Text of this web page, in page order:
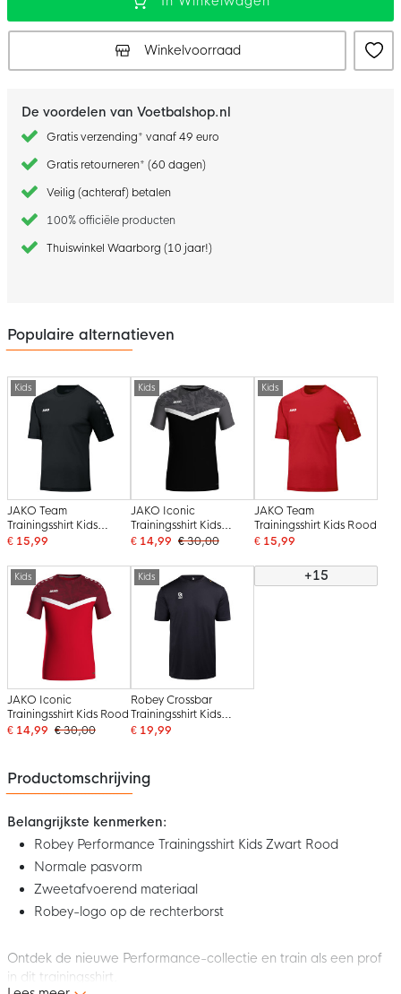
Winkelvoorraad
De voordelen van Voetbalshop.nl
Gratis verzending* vanaf 49 euro
Gratis retourneren* (60 dagen)
Veilig (achteraf) betalen
100% officiële producten
Thuiswinkel Waarborg (10 jaar!)
Populaire alternatieven
Kids
JAKO Team
Trainingsshirt Kids
Zwart
€ 15,99
Kids
JAKO Iconic
Trainingsshirt Kids
Zwart
€ 14,99 € 30,00
Kids
JAKO Team
Trainingsshirt Kids Rood
€ 15,99
Kids
JAKO Iconic
Trainingsshirt Kids Rood
€ 14,99 € 30,00
Kids
Robey Crossbar
Trainingsshirt Kids
Zwart
€ 19,99
+15
Productomschrijving
Belangrijkste kenmerken:
Robey Performance Trainingsshirt Kids Zwart Rood
Normale pasvorm
Zweetafvoerend materiaal
Robey-logo op de rechterborst
Ontdek de nieuwe Performance-collectie en train als een prof
in dit trainingsshirt.